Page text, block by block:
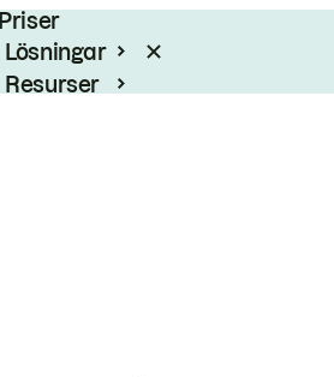
Priser
Lösningar
Resurser